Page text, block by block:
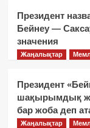
Президент
Бейнеу —
значения
Жаңалықтар
Президент
шақырымдық
бар жоба деп
Жаңалықтар